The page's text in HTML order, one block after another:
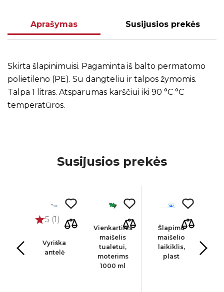
Aprašymas Susijusios prekės
Skirta šlapinimuisi. Pagaminta iš balto permatomo
polietileno (PE). Su dangteliu ir talpos žymomis.
Talpa 1 litras. Atsparumas karščiui iki 90 °C °C
temperatūros.
Susijusios prekės
5 (1)
Vyriška
antelė
Vienkartinis
maišelis
tualetui,
moterims
1000 ml
Šlapimo
maišelio
laikiklis,
plast